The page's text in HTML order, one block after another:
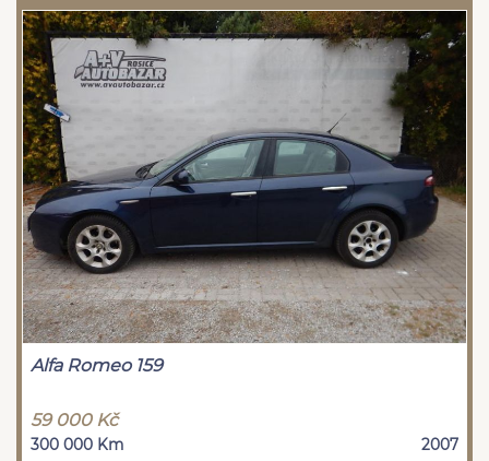
Alfa Romeo 159
59 000 Kč
300 000 Km 2007